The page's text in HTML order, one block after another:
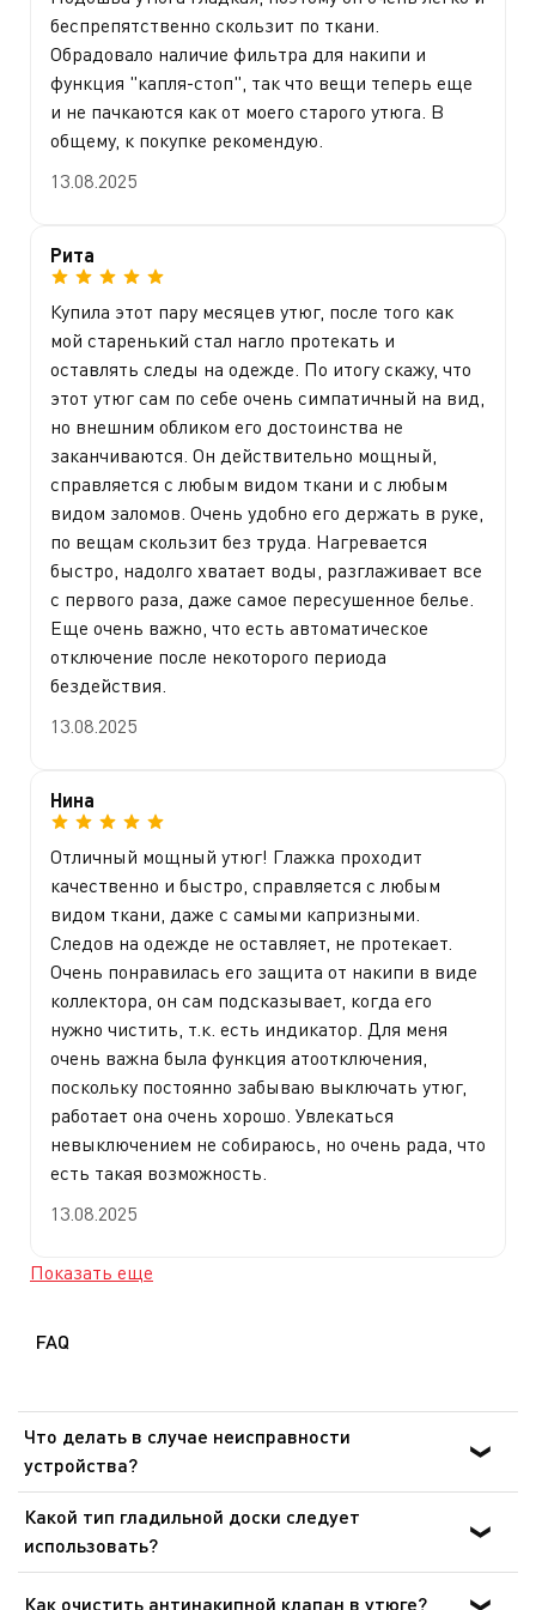
беспрепятственно скользит по ткани.
Обрадовало наличие фильтра для накипи и
функция "капля-стоп", так что вещи теперь еще
и не пачкаются как от моего старого утюга. В
общему, к покупке рекомендую.
13.08.2025
Рита
Купила этот пару месяцев утюг, после того как
мой старенький стал нагло протекать и
оставлять следы на одежде. По итогу скажу, что
этот утюг сам по себе очень симпатичный на вид,
но внешним обликом его достоинства не
заканчиваются. Он действительно мощный,
справляется с любым видом ткани и с любым
видом заломов. Очень удобно его держать в руке,
по вещам скользит без труда. Нагревается
быстро, надолго хватает воды, разглаживает все
с первого раза, даже самое пересушенное белье.
Еще очень важно, что есть автоматическое
отключение после некоторого периода
бездействия.
13.08.2025
Нина
Отличный мощный утюг! Глажка проходит
качественно и быстро, справляется с любым
видом ткани, даже с самыми капризными.
Следов на одежде не оставляет, не протекает.
Очень понравилась его защита от накипи в виде
коллектора, он сам подсказывает, когда его
нужно чистить, т.к. есть индикатор. Для меня
очень важна была функция атоотключения,
поскольку постоянно забываю выключать утюг,
работает она очень хорошо. Увлекаться
невыключением не собираюсь, но очень рада, что
есть такая возможность.
13.08.2025
Показать еще
FAQ
Что делать в случае неисправности
устройства?
После ознакомления с инструкциями по запуску
прибора в руководстве пользователя убедитесь, что
электрическая розетка находится в рабочем состоянии,
подключив к ней другое устройство. Если прибор не
Какой тип гладильной доски следует
использовать?
Выбирайте такую гладильную доску, которая
регулируется по высоте, чтобы приспособить ее к
Как очистить антинакипной клапан в утюге?